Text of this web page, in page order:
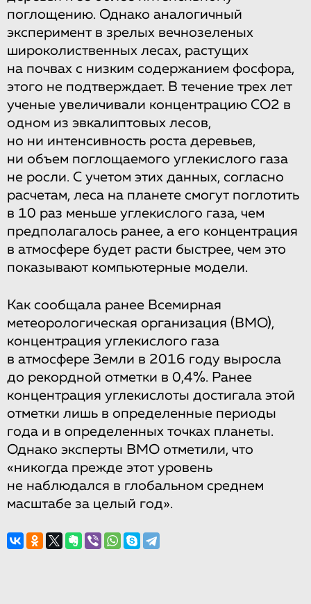
поглощению. Однако аналогичный
эксперимент в зрелых вечнозеленых
широколиственных лесах, растущих
на почвах с низким содержанием фосфора,
этого не подтверждает. В течение трех лет
ученые увеличивали концентрацию СО2 в
одном из эвкалиптовых лесов,
но ни интенсивность роста деревьев,
ни объем поглощаемого углекислого газа
не росли. С учетом этих данных, согласно
расчетам, леса на планете смогут поглотить
в 10 раз меньше углекислого газа, чем
предполагалось ранее, а его концентрация
в атмосфере будет расти быстрее, чем это
показывают компьютерные модели.
Как сообщала ранее Всемирная
метеорологическая организация (ВМО),
концентрация углекислого газа
в атмосфере Земли в 2016 году выросла
до рекордной отметки в 0,4%. Ранее
концентрация углекислоты достигала этой
отметки лишь в определенные периоды
года и в определенных точках планеты.
Однако эксперты ВМО отметили, что
«никогда прежде этот уровень
не наблюдался в глобальном среднем
масштабе за целый год».